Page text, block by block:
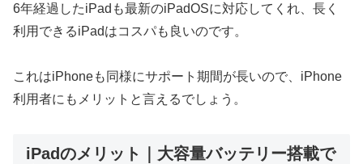
6年経過したiPadも最新のiPadOSに対応してくれ、長く
利用できるiPadはコスパも良いのです。
これはiPhoneも同様にサポート期間が長いので、iPhone
利用者にもメリットと言えるでしょう。
iPadのメリット｜大容量バッテリー搭載で